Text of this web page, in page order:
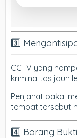
3️⃣
CCTV yang
kriminalitas jauh
Penjahat bakal
tempat tersebut
4️⃣ Barang